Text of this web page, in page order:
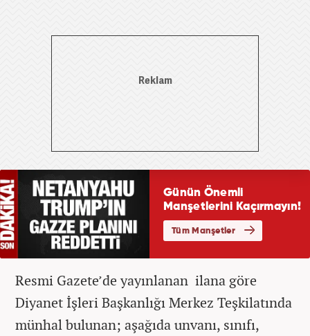
Resmi Gazete’de yayınlanan ilana göre
Diyanet İşleri Başkanlığı Merkez Teşkilatında
münhal bulunan; aşağıda unvanı, sınıfı,